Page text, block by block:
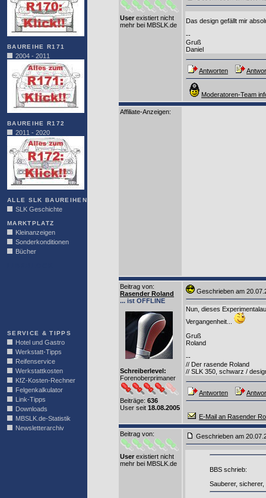
BAUREIHE R171
2004 - 2011
BAUREIHE R172
2011 - 2020
ALLE SLK BAUREIHEN
SLK Geschichte
MARKTPLATZ
Kleinanzeigen
Sonderkonditionen
Bücher
SERVICE & TIPPS
Hotel und Gastro
Werkstatt-Tipps
Reifenservice
Werkstattkosten
KfZ-Kosten-Rechner
Felgenkalkulator
Link-Tipps
Downloads
MBSLK.de-Statistik
Newsletterarchiv
User existiert nicht
mehr bei MBSLK.de
Das design gefällt mir
--
Gruß
Daniel
Antworten
Moderatoren-Team
Affiliate-Anzeigen:
Beitrag von:
Rasender Roland
... ist OFFLINE
Schreiberlevel:
Forenoberprimaner
Beiträge: 636
User seit 18.08.2005
Geschrieben am
Nun, dieses
Vergangenheit...
Gruß
Roland
--
// Der rasende Roland
// SLK 350, schwarz /
Antworten
E-Mail an Rasender
Beitrag von:
User existiert nicht
mehr bei MBSLK.de
Geschrieben am
BBS schrieb:
Sauberer,